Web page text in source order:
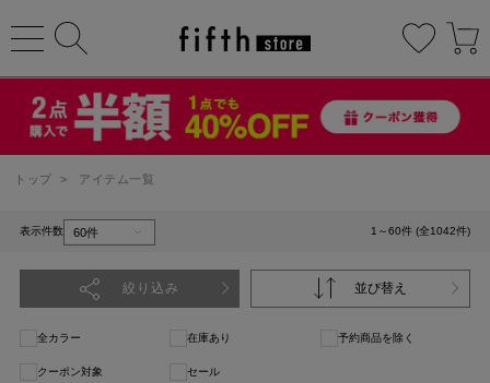
トップ > アイテム一覧
表示件数 1～60件 (全1042件)
絞り込み 並び替え
全カラー 在庫あり 予約商品を除く
クーポン対象 セール